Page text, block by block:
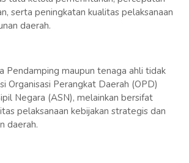
serta peningkatan kualitas pelaksanaan
daerah.
Pendamping maupun tenaga ahli tidak
Organisasi Perangkat Daerah (OPD)
Negara (ASN), melainkan bersifat
pelaksanaan kebijakan strategis dan
daerah.